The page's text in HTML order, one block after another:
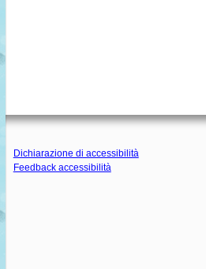
Dichiarazione di accessibilità
Feedback accessibilità